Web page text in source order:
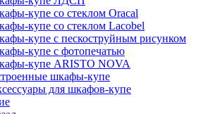
купе со стеклом Oracal
купе со стеклом Lacobel
купе с пескоструйным рисунком
купе с фотопечатью
купе ARISTO NOVA
шкафы-купе
для шкафов-купе